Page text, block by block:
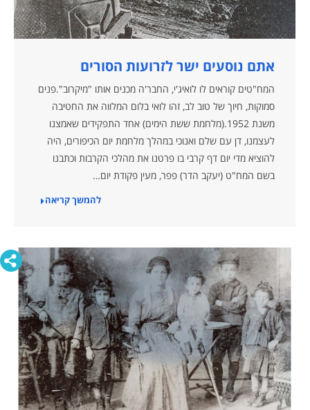
אתם נוסעים ישר לזרועות הסורים
המח"טים קוראים לו לואיג'י, החבר'ה מכנים אותו "מיקרוב".פנים
סמוקות, חיוך של טוב לב, זהו לואי בלום המלווה את החטיבה
משנת 1952.(מלחמת ששת הימים) אחד התפקידים שאמצנו
לעצמנו, דן עם שלם ואנוכי במהלך מלחמת יום הכיפורים, היה
להוציא מדי יום דף קרבי בו פרטנו את מהלכי הקרבות וכתבנו
בשם המח"ט (יעקב הדר) פפר, מעין פקודת יום…
להמשך קריאה